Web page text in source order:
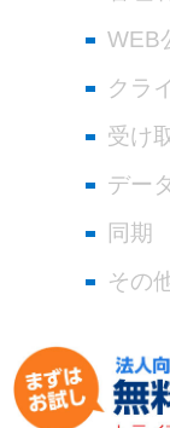
WEB
クラ
受け
デー
同期
その